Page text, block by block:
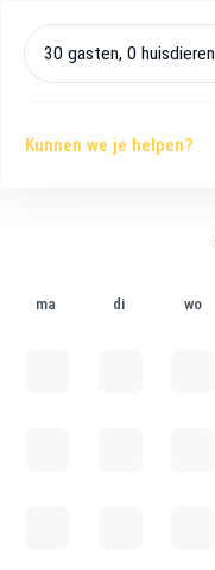
30 gasten, 0 huisdieren
Kunnen we je helpen?
ma di wo